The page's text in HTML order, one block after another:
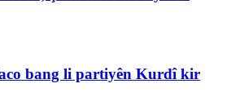
bang li partiyên Kurdî kir